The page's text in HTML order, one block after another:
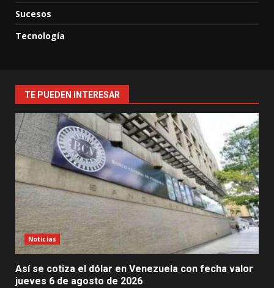
Sucesos
Tecnología
TE PUEDEN INTERESAR
Noticias
Así se cotiza el dólar en Venezuela con fecha valor
jueves 6 de agosto de 2026